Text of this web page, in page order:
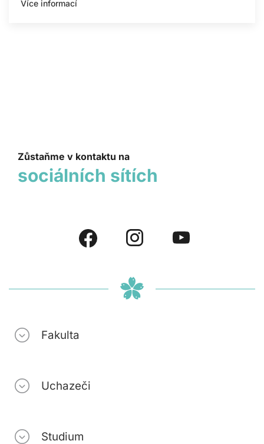
Více informací
Zůstaňme v kontaktu na
sociálních sítích
Fakulta
Uchazeči
Studium